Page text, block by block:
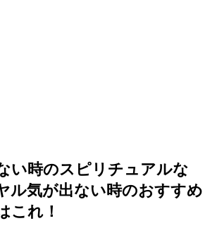
い時のスピリチュアルな
ル気が出ない時のおすすめ
これ！